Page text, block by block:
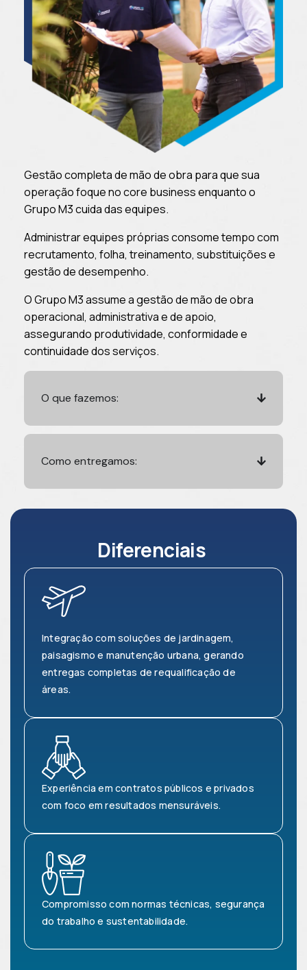
Gestão completa de mão de obra para que sua
operação foque no core business enquanto o
Grupo M3 cuida das equipes.
Administrar equipes próprias consome tempo com
recrutamento, folha, treinamento, substituições e
gestão de desempenho.​
O Grupo M3 assume a gestão de mão de obra
operacional, administrativa e de apoio,
assegurando produtividade, conformidade e
continuidade dos serviços.​​
O que fazemos:
Como entregamos:
Diferenciais
Integração com soluções de jardinagem,
paisagismo e manutenção urbana, gerando
entregas completas de requalificação de
áreas.​​
Experiência em contratos públicos e privados
com foco em resultados mensuráveis.​
Compromisso com normas técnicas, segurança
do trabalho e sustentabilidade.​